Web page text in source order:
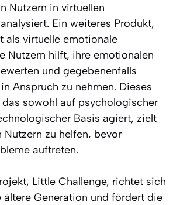
Nutzern in virtuellen
Ein weiteres Produkt,
als virtuelle emotionale
Nutzern hilft, ihre emotionalen
und gegebenenfalls
Anspruch zu nehmen. Dieses
das sowohl auf psychologischer
Basis agiert, zielt
Nutzern zu helfen, bevor
auftreten.
Little Challenge, richtet sich
ältere Generation und fördert die